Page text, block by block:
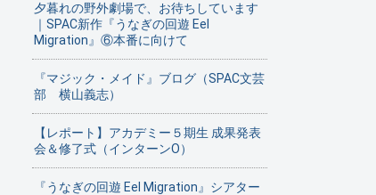
夕暮れの野外劇場で、お待ちしています
｜SPAC新作『うなぎの回遊 Eel
Migration』⑥本番に向けて
『マジック・メイド』ブログ（SPAC文芸
部 横山義志）
【レポート】アカデミー５期生 成果発表
会＆修了式（インターンO）
『うなぎの回遊 Eel Migration』シアター